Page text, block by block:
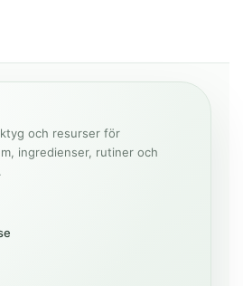
och resurser för
ingredienser, rutiner och